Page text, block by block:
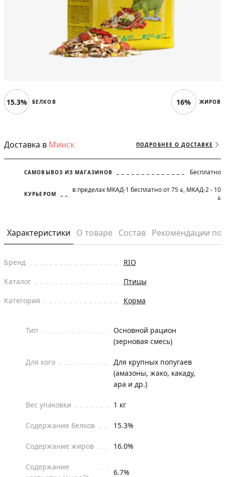
15.3% БЕЛКОВ 16% ЖИРОВ
Доставка в Минск ПОДРОБНЕЕ О ДОСТАВКЕ
САМОВЫВОЗ ИЗ МАГАЗИНОВ Бесплатно
КУРЬЕРОМ в пределах МКАД-1 бесплатно от 75 BYN, МКАД-2 - 10
BYN
Характеристики О товаре Состав Рекомендации
Бренд
RIO
Каталог
Птицы
Категория
Корма
Тип
Основной рацион
(зерновая смесь)
Для кого
Для крупных попугаев
(амазоны, жако, какаду,
ара и др.)
Вес упаковки 1 кг
Содержание белков 15.3%
Содержание жиров 16.0%
Содержание
6.7%